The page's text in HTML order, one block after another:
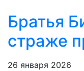
Братья
страже
26 января 2026